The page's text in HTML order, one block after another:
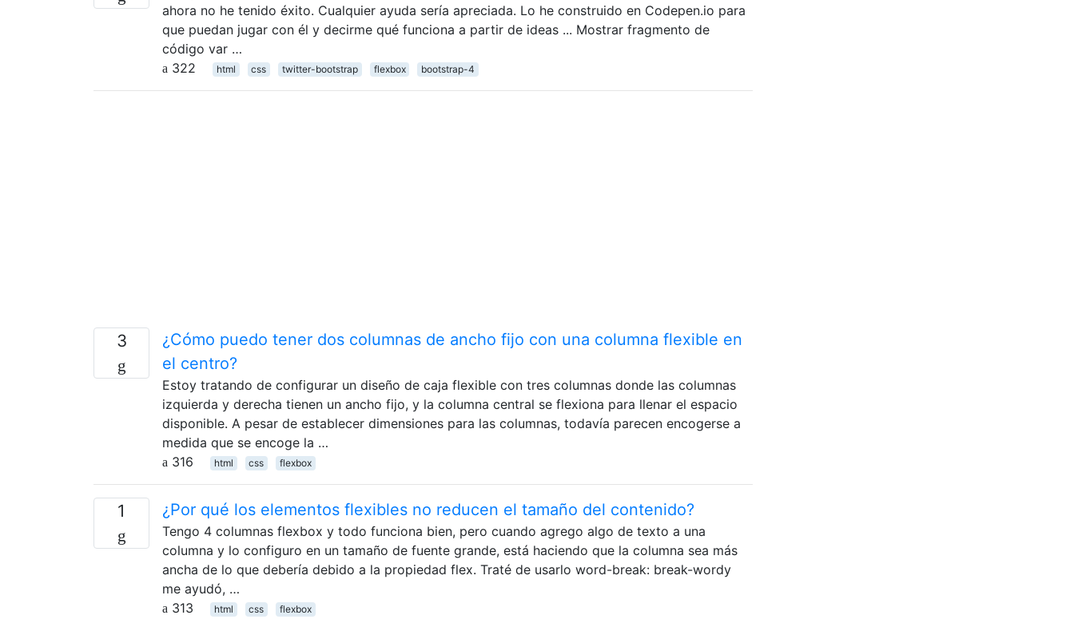
ahora no he tenido éxito. Cualquier ayuda sería apreciada. Lo he construido en Codepen.io para
que puedan jugar con él y decirme qué funciona a partir de ideas ... Mostrar fragmento de
código var …
322
html css twitter-bootstrap flexbox bootstrap-4
3
¿Cómo puedo tener dos columnas de ancho fijo con una columna flexible en
el centro?
Estoy tratando de configurar un diseño de caja flexible con tres columnas donde las columnas
izquierda y derecha tienen un ancho fijo, y la columna central se flexiona para llenar el espacio
disponible. A pesar de establecer dimensiones para las columnas, todavía parecen encogerse a
medida que se encoge la …
316
html css flexbox
1 ¿Por qué los elementos flexibles no reducen el tamaño del contenido?
Tengo 4 columnas flexbox y todo funciona bien, pero cuando agrego algo de texto a una
columna y lo configuro en un tamaño de fuente grande, está haciendo que la columna sea más
ancha de lo que debería debido a la propiedad flex. Traté de usarlo word-break: break-wordy
me ayudó, …
313
html css flexbox